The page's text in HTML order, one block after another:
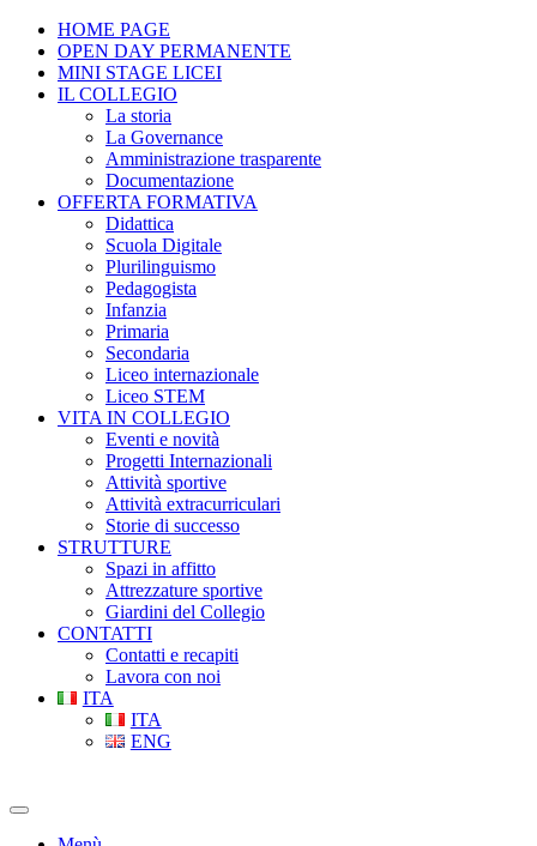
HOME PAGE
OPEN DAY PERMANENTE
MINI STAGE LICEI
IL COLLEGIO
La storia
La Governance
Amministrazione trasparente
Documentazione
OFFERTA FORMATIVA
Didattica
Scuola Digitale
Plurilinguismo
Pedagogista
Infanzia
Primaria
Secondaria
Liceo internazionale
Liceo STEM
VITA IN COLLEGIO
Eventi e novità
Progetti Internazionali
Attività sportive
Attività extracurriculari
Storie di successo
STRUTTURE
Spazi in affitto
Attrezzature sportive
Giardini del Collegio
CONTATTI
Contatti e recapiti
Lavora con noi
ITA
ITA
ENG